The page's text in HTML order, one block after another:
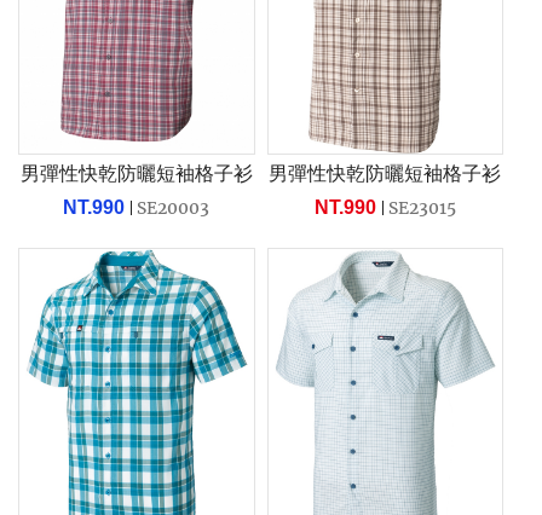
男彈性快乾防曬短袖格子衫
NT.990 SE20003
男彈性快乾防曬短袖格子衫
NT.990 SE23015